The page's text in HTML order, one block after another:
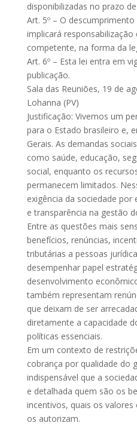
disponibilizadas no prazo
Art. 5º – O
implicará responsabilização
competente, na forma da
Art. 6º – Esta lei entra em
publicação.
Sala das Reuniões, 19 de
Lohanna (PV)
Justificação: Vivemos um
para o Estado brasileiro e,
Gerais. As demandas
como saúde, educação,
social, enquanto os
permanecem limitados.
exigência da sociedade por
e transparência na gestão
Entre as questões mais
benefícios, renúncias,
tributárias a pessoas
desempenhar papel
desenvolvimento
também representam
que deixam de ser
diretamente a capacidade
políticas essenciais.
Em um contexto de
cobrança por qualidade do
indispensável que a
e detalhada quem são os
incentivos, quais os
os autorizam.